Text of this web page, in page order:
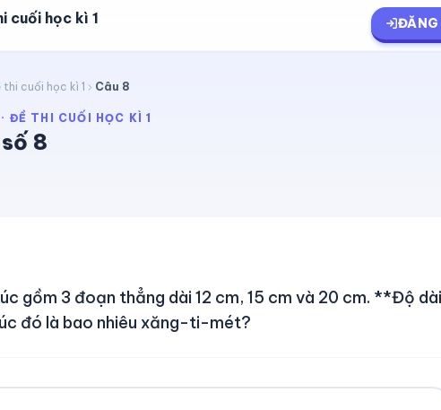
cuối học kì 1 ĐĂNG
thi cuối học kì 1 Câu 8
· ĐỀ THI CUỐI HỌC KÌ 1
8
gồm 3 đoạn thẳng dài 12 cm, 15 cm và 20 cm. **Độ
đó là bao nhiêu xăng-ti-mét?